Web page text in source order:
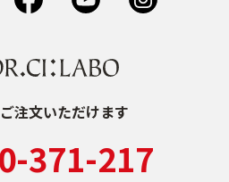
お悩みから探す TOP
賞商品
注文いただけます
371-217